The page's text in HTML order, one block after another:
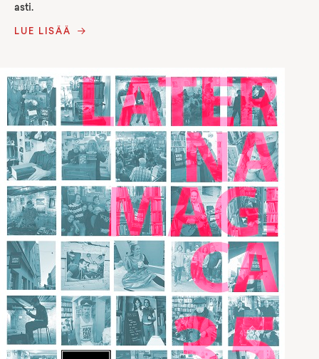
asti.
LUE LISÄÄ